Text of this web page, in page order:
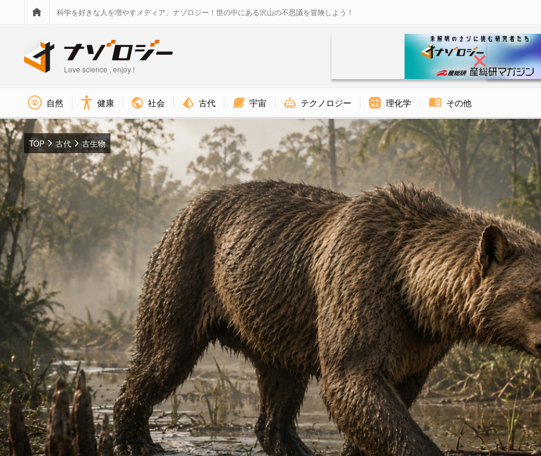
科学を好きな人を増やすメディア、ナゾロジー！世の中にある沢山の不思議を冒険しよう！
Love science , enjoy !
自然 健康 社会 古代 宇宙 テクノロジー 理化学 その他
TOP 古代 古生物